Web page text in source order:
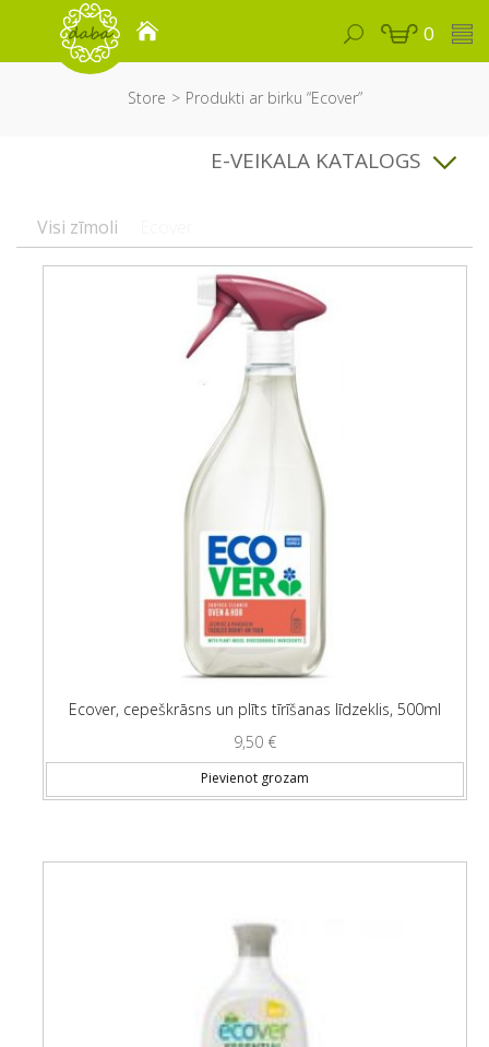
0
Store Produkti ar birku “Ecover”
E-VEIKALA KATALOGS
Visi zīmoli
Ecover, cepeškrāsns un plīts tīrīšanas līdzeklis, 500ml
9,50 €
Pievienot grozam